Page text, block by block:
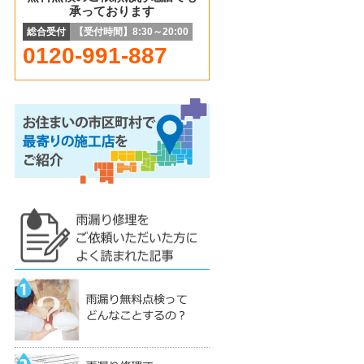
承っております
総合受付 【受付時間】8:30～20:00
0120-991-887